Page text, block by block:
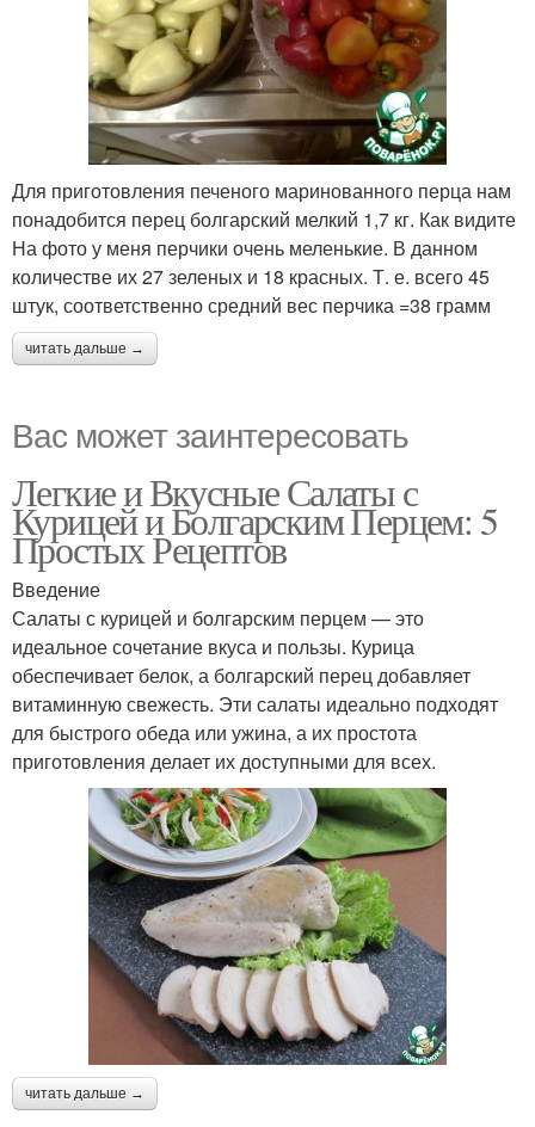
Для приготовления печеного маринованного перца нам
понадобится перец болгарский мелкий 1,7 кг. Как видите
На фото у меня перчики очень меленькие. В данном
количестве их 27 зеленых и 18 красных. Т. е. всего 45
штук, соответственно средний вес перчика =38 грамм
читать дальше →
Вас может заинтересовать
Легкие и Вкусные Салаты с
Курицей и Болгарским Перцем: 5
Простых Рецептов
Введение
Салаты с курицей и болгарским перцем — это
идеальное сочетание вкуса и пользы. Курица
обеспечивает белок, а болгарский перец добавляет
витаминную свежесть. Эти салаты идеально подходят
для быстрого обеда или ужина, а их простота
приготовления делает их доступными для всех.
читать дальше →